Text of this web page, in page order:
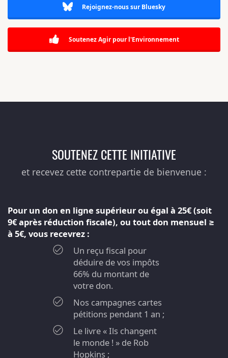
Rejoignez-nous sur Bluesky
Soutenez Agir pour l'Environnement
SOUTENEZ CETTE INITIATIVE
et recevez cette contrepartie de bienvenue :
Pour un don en ligne supérieur ou égal à 25€ (soit
9€ après réduction fiscale), ou tout don mensuel ≥
à 5€, vous recevrez :
Un reçu fiscal pour
déduire de vos impôts
66% du montant de
votre don.
Nos campagnes cartes
pétitions pendant 1 an ;
Le livre « Ils changent
le monde ! » de Rob
Hopkins ;